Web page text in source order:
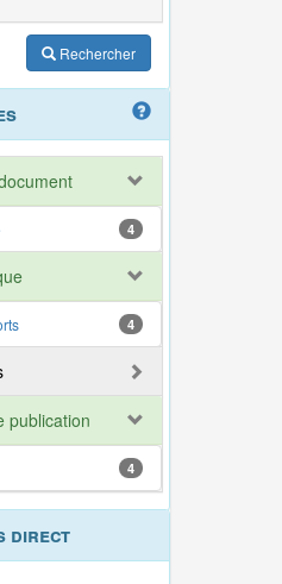
Rechercher
4
4
publication
4
direct